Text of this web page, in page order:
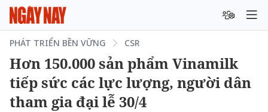
PHÁT TRIỂN BỀN VỮNG CSR
Hơn 150.000 sản phẩm Vinamilk
tiếp sức các lực lượng, người dân
tham gia đại lễ 30/4